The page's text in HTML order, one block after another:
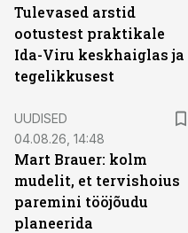
Tulevased arstid
ootustest praktikale
Ida-Viru keskhaiglas ja
tegelikkusest
UUDISED
04.08.26, 14:48
Mart Brauer: kolm
mudelit, et tervishoius
paremini tööjõudu
planeerida